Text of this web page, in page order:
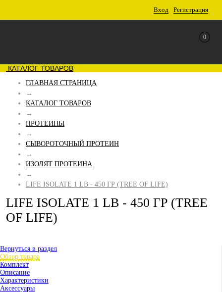
Вход Регистрация
0
КАТАЛОГ ТОВАРОВ
ГЛАВНАЯ СТРАНИЦА
→
КАТАЛОГ ТОВАРОВ
→
ПРОТЕИНЫ
→
СЫВОРОТОЧНЫЙ ПРОТЕИН
→
ИЗОЛЯТ ПРОТЕИНА
→
LIFE ISOLATE 1 LB - 450 ГР (TREE OF LIFE)
LIFE ISOLATE 1 LB - 450 ГР (TREE
OF LIFE)
Вернуться в раздел
Обзор товара
Комплект
Описание
Характеристики
Аксессуары